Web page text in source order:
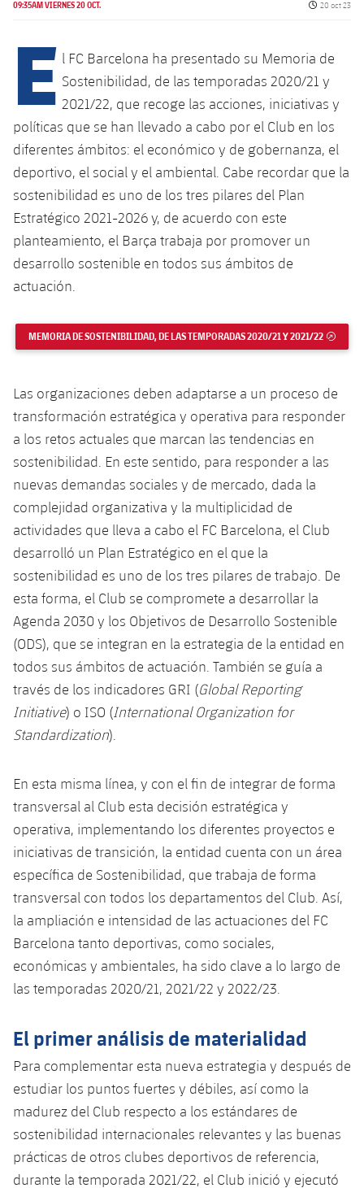
plusicon
más
Instalaciones
Spotify Camp Nou
Palau Blaugrana
Estadi Johan Cruyff
Barça Cafe
plusicon
más
Servicios
Accesibilidad
plusicon
más
Instalaciones
SUB11 A
SUB11 B
SUB10 A
SUB10 B
SUB8 A
SUB8 B
SUB12 C
Gameday Shows
Resultados
Clasificación
Jugadores
Fotos
Historia
Palmarés
Base
Junior
Cadete A
Cadete B
Infantil A
Infantil B
Mini
Campus Verano
PLUSICON
MÁS
plusicon
más
Actualidad
Calendario
Entradas
Resultados
Jugadores
Historia
Palmarés
Barça Atlètic
plusicon
más
Actualidad
Calendario
Resultados
Jugadores
Fotos
Base
plusicon
más
Actualidad
Juvenil
Cadete B
Infantil A
PLUSICON
MÁS
Primer equipo
plusicon
más
Calendario
Entradas
Resultados
Clasificaciones
Jugadors
Fotos
Palmarés
Historia
plusicon
más
Calendario
Resultados
Jugadores
Clasificaciones
Juvenil
Cadete
Infantil
Alevín
PLUSICON
MÁS
Primer equipo
Actualidad
Calendario
Entradas
Resultados
Clasificaciones
Jugadores
Fotos
Palmarés
Barça Atlètic
Actualidad
Calendario
Resultados
Clasificaciones
Base
Actualidad
Barça C
Junior
Infantil
Alevín
Campus Verano
PLUSICON
MÁS
Información general
plusicon
más
Actualidad
Masculino
Femenino
Agenda
Baloncesto en silla de ruedas
plusicon
más
Actualidad
Jugadores
Calendario
Resultados
Hockey sobre hielo
plusicon
más
Actualidad
Jugadores
Calendario
Hockey hierba
plusicon
más
Noticias
Hockey Hierba Masculino
Patinaje artístico
plusicon
más
Actualidad
Agenda
Escuela de Patinaje
Actualidad
Jugadores
Calendario
Voleibol
plusicon
más
Noticias
Voleibol masculino
Apúntate a las amateurs
Apúntate a las amateurs
PLUSICON
MÁS
09:35AM VIERNES 20 OCT.
Fecha de
20 oct 23
E l FC Barcelona ha presentado su Memoria de
Sostenibilidad, de las temporadas 2020/21 y
2021/22, que recoge las acciones, iniciativas y
políticas que se han llevado a cabo por el Club en los
diferentes ámbitos: el económico y de gobernanza, el
deportivo, el social y el ambiental. Cabe recordar que la
sostenibilidad es uno de los tres pilares del Plan
Estratégico 2021-2026 y, de acuerdo con este
planteamiento, el Barça trabaja por promover un
desarrollo sostenible en todos sus ámbitos de
actuación.
MEMORIA DE SOSTENIBILIDAD, DE LAS TEMPORADAS 2020/21 Y 2021/22
Las organizaciones deben adaptarse a un proceso de
transformación estratégica y operativa para responder
a los retos actuales que marcan las tendencias en
sostenibilidad. En este sentido, para responder a las
nuevas demandas sociales y de mercado, dada la
complejidad organizativa y la multiplicidad de
actividades que lleva a cabo el FC Barcelona, el Club
desarrolló un Plan Estratégico en el que la
sostenibilidad es uno de los tres pilares de trabajo. De
esta forma, el Club se compromete a desarrollar la
Agenda 2030 y los Objetivos de Desarrollo Sostenible
(ODS), que se integran en la estrategia de la entidad en
todos sus ámbitos de actuación. También se guía a
través de los indicadores GRI (Global Reporting
Initiative) o ISO (International Organization for
Standardization).
En esta misma línea, y con el fin de integrar de forma
transversal al Club esta decisión estratégica y
operativa, implementando los diferentes proyectos e
iniciativas de transición, la entidad cuenta con un área
específica de Sostenibilidad, que trabaja de forma
transversal con todos los departamentos del Club. Así,
la ampliación e intensidad de las actuaciones del FC
Barcelona tanto deportivas, como sociales,
económicas y ambientales, ha sido clave a lo largo de
las temporadas 2020/21, 2021/22 y 2022/23.
El primer análisis de materialidad
Para complementar esta nueva estrategia y después de
estudiar los puntos fuertes y débiles, así como la
madurez del Club respecto a los estándares de
sostenibilidad internacionales relevantes y las buenas
prácticas de otros clubes deportivos de referencia,
durante la temporada 2021/22, el Club inició y ejecutó